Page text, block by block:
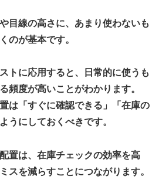
目線の高さに、あまり使わないも
のが基本です。
トに応用すると、
日常的に使うも
頻度が高いことがわかります。
は「すぐに確認できる」「在庫の
うにしておくべきです。
置は、在庫チェックの効率を高
スを減らすことにつながります。